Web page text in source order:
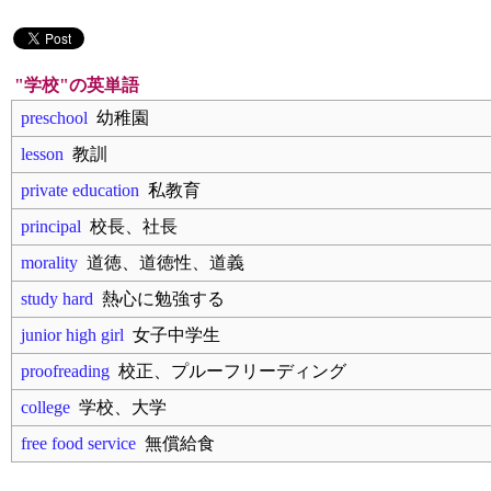
"学校"の英単語
preschool 幼稚園
lesson 教訓
private education 私教育
principal 校長、社長
morality 道徳、道徳性、道義
study hard 熱心に勉強する
junior high girl 女子中学生
proofreading 校正、プルーフリーディング
college 学校、大学
free food service 無償給食